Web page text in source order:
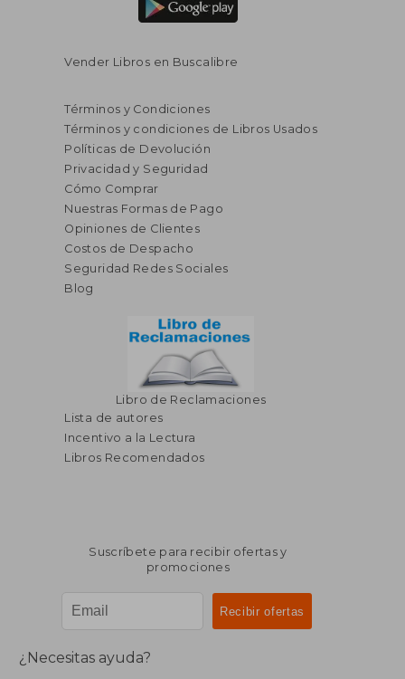
Vender Libros en Buscalibre
Términos y Condiciones
Términos y condiciones de Libros Usados
Políticas de Devolución
Privacidad y Seguridad
Cómo Comprar
Nuestras Formas de Pago
Opiniones de Clientes
Costos de Despacho
Seguridad Redes Sociales
Blog
Libro de Reclamaciones
Lista de autores
Incentivo a la Lectura
Libros Recomendados
Suscríbete para recibir ofertas y
promociones
¿Necesitas ayuda?